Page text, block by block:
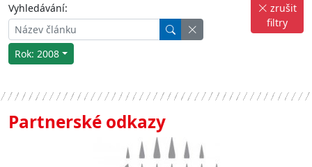
Vyhledávání:
Rok: 2008
zrušit
filtry
Partnerské odkazy